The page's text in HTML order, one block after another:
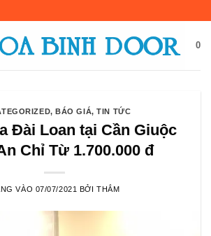
0
,BÁO GIÁ,TIN TỨC
Đài Loan tại Cần Giuộc
Chỉ Từ 1.700.000 đ
VÀO 07/07/2021 BỞITHẮM